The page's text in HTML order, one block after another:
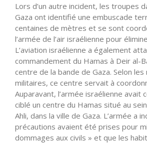
Lors d’un autre incident, les troupes
Gaza ont identifié une embuscade
centaines de mètres et se sont
l’armée de l’air israélienne pour
L’aviation israélienne a également
commandement du Hamas à Deir al-
centre de la bande de Gaza. Selon
militaires, ce centre servait à
Auparavant, l’armée israélienne avait
ciblé un centre du Hamas situé au
Ahli, dans la ville de Gaza. L’armée a
précautions avaient été prises pour
dommages aux civils » et que les